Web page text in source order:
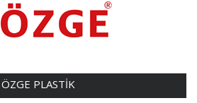
ÖZGE PLASTİK